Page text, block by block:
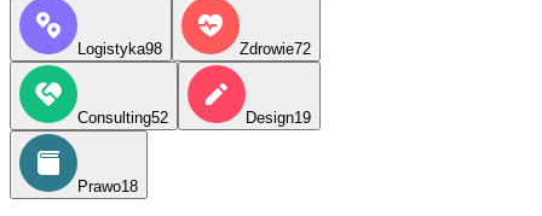
Logistyka98 Zdrowie72
Consulting52 Design19
Prawo18